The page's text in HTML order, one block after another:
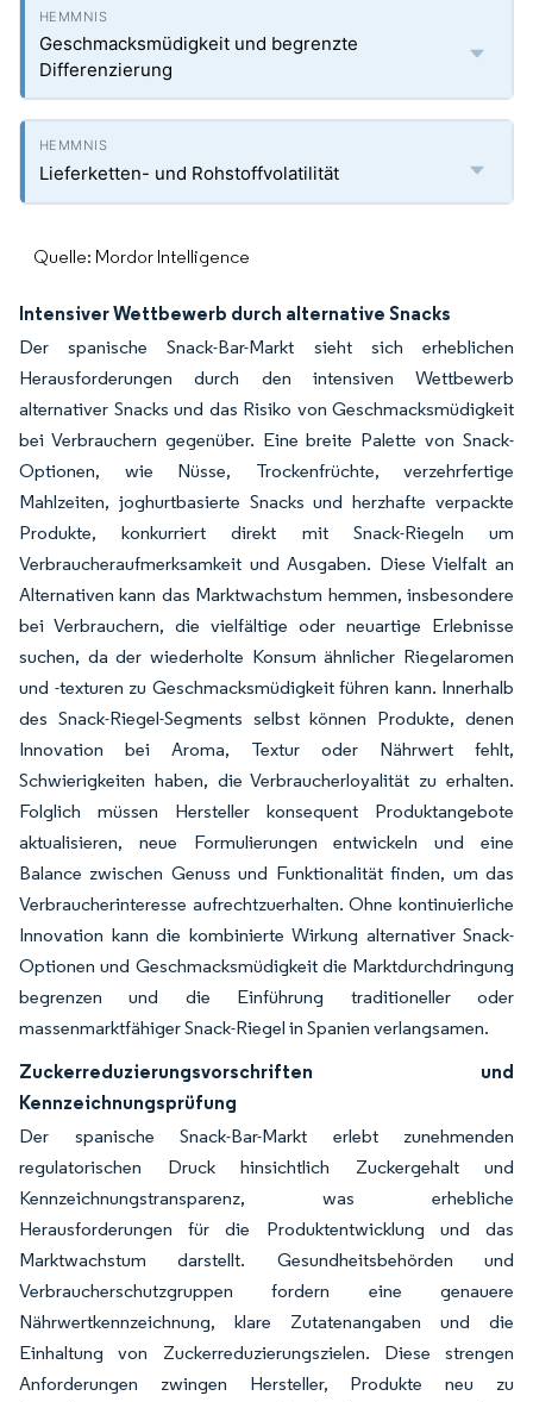
Geschmacksmüdigkeit und begrenzte
Differenzierung
Lieferketten- und Rohstoffvolatilität
Quelle: Mordor Intelligence
Intensiver Wettbewerb durch alternative Snacks
Der spanische Snack-Bar-Markt sieht sich erheblichen
Herausforderungen durch den intensiven Wettbewerb
alternativer Snacks und das Risiko von Geschmacksmüdigkeit
bei Verbrauchern gegenüber. Eine breite Palette von Snack-
Optionen, wie Nüsse, Trockenfrüchte, verzehrfertige
Mahlzeiten, joghurtbasierte Snacks und herzhafte verpackte
Produkte, konkurriert direkt mit Snack-Riegeln um
Verbraucheraufmerksamkeit und Ausgaben. Diese Vielfalt an
Alternativen kann das Marktwachstum hemmen, insbesondere
bei Verbrauchern, die vielfältige oder neuartige Erlebnisse
suchen, da der wiederholte Konsum ähnlicher Riegelaromen
und -texturen zu Geschmacksmüdigkeit führen kann. Innerhalb
des Snack-Riegel-Segments selbst können Produkte, denen
Innovation bei Aroma, Textur oder Nährwert fehlt,
Schwierigkeiten haben, die Verbraucherloyalität zu erhalten.
Folglich müssen Hersteller konsequent Produktangebote
aktualisieren, neue Formulierungen entwickeln und eine
Balance zwischen Genuss und Funktionalität finden, um das
Verbraucherinteresse aufrechtzuerhalten. Ohne kontinuierliche
Innovation kann die kombinierte Wirkung alternativer Snack-
Optionen und Geschmacksmüdigkeit die Marktdurchdringung
begrenzen und die Einführung traditioneller oder
massenmarktfähiger Snack-Riegel in Spanien verlangsamen.
Zuckerreduzierungsvorschriften und
Kennzeichnungsprüfung
Der spanische Snack-Bar-Markt erlebt zunehmenden
regulatorischen Druck hinsichtlich Zuckergehalt und
Kennzeichnungstransparenz, was erhebliche
Herausforderungen für die Produktentwicklung und das
Marktwachstum darstellt. Gesundheitsbehörden und
Verbraucherschutzgruppen fordern eine genauere
Nährwertkennzeichnung, klare Zutatenangaben und die
Einhaltung von Zuckerreduzierungszielen. Diese strengen
Anforderungen zwingen Hersteller, Produkte neu zu